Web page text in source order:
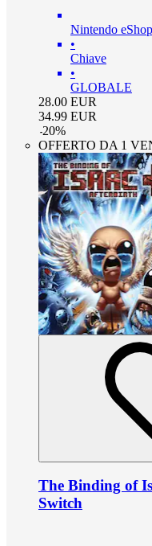
Nintendo eShop
•
Chiave
•
GLOBALE
28.00 EUR
34.99 EUR
-20%
OFFERTO DA 1
The Binding of
Switch